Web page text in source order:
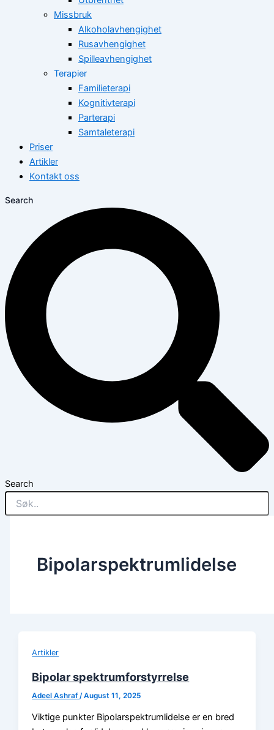
Missbruk
Alkoholavhengighet
Rusavhengighet
Spilleavhengighet
Terapier
Familieterapi
Kognitivterapi
Parterapi
Samtaleterapi
Priser
Artikler
Kontakt oss
Search
Search
Bipolarspektrumlidelse
Artikler
Bipolar spektrumforstyrrelse
Adeel Ashraf /August 11, 2025
Viktige punkter Bipolarspektrumlidelse er en bred